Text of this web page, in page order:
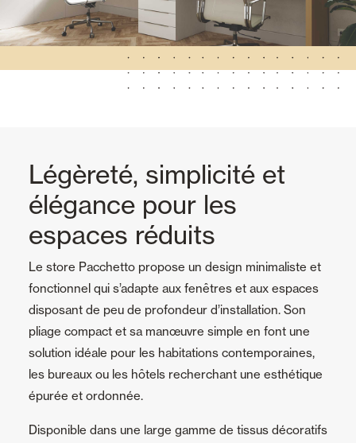
Légèreté, simplicité et
élégance pour les
espaces réduits
Le store Pacchetto propose un design minimaliste et
fonctionnel qui s’adapte aux fenêtres et aux espaces
disposant de peu de profondeur d’installation. Son
pliage compact et sa manœuvre simple en font une
solution idéale pour les habitations contemporaines,
les bureaux ou les hôtels recherchant une esthétique
épurée et ordonnée.
Disponible dans une large gamme de tissus décoratifs